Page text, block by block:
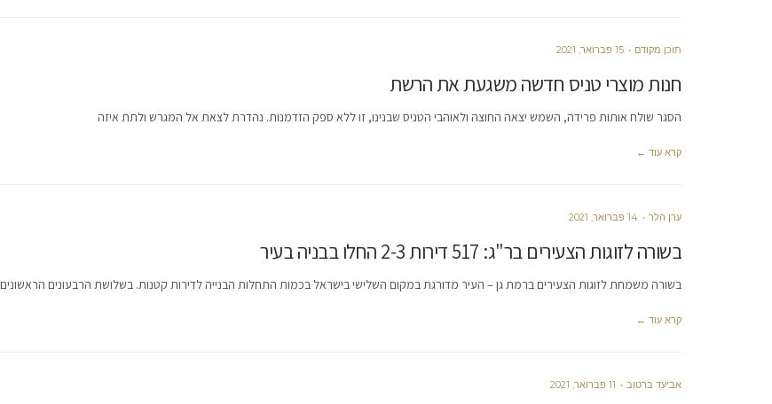
תוכן מקודם 15 פברואר, 2021
חנות מוצרי טניס חדשה משגעת את הרשת
הסגר שולח אותות פרידה, השמש יצאה החוצה ולאוהבי הטניס שבנינו, זו ללא ספק הזדמנות. נהדרת לצאת אל המגרש ולתת איזה
קרא עוד ←
ערן הלר 14 פברואר, 2021
בשורה לזוגות הצעירים בר"ג: 517 דירות 2-3 החלו בבניה בעיר
בשורה משמחת לזוגות הצעירים ברמת גן – העיר מדורגת במקום השלישי בישראל בכמות התחלות הבנייה לדירות קטנות. בשלושת הרבעונים הראשונים
קרא עוד ←
אביעד ברטוב 11 פברואר, 2021